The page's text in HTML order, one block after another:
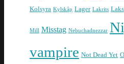
Kolsyra Kylskåp Lager Lakrits
Mill Misstag Nebuchadnezzar
vampire Not Dead Yet